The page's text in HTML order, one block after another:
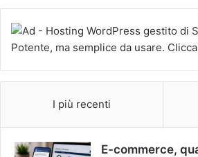
I più recenti
E-commerce,